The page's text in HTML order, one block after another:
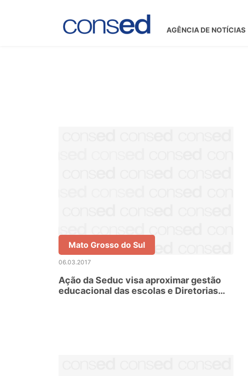
AGÊNCIA DE NOTÍCIAS
Mato Grosso do Sul
06.03.2017
Ação da Seduc visa aproximar gestão
educacional das escolas e Diretorias